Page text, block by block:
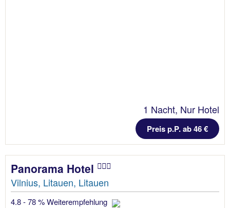
1 Nacht, Nur Hotel
Preis p.P. ab 46 €
Panorama Hotel
Vilnius, Litauen, Litauen
4.8 - 78 % Weiterempfehlung